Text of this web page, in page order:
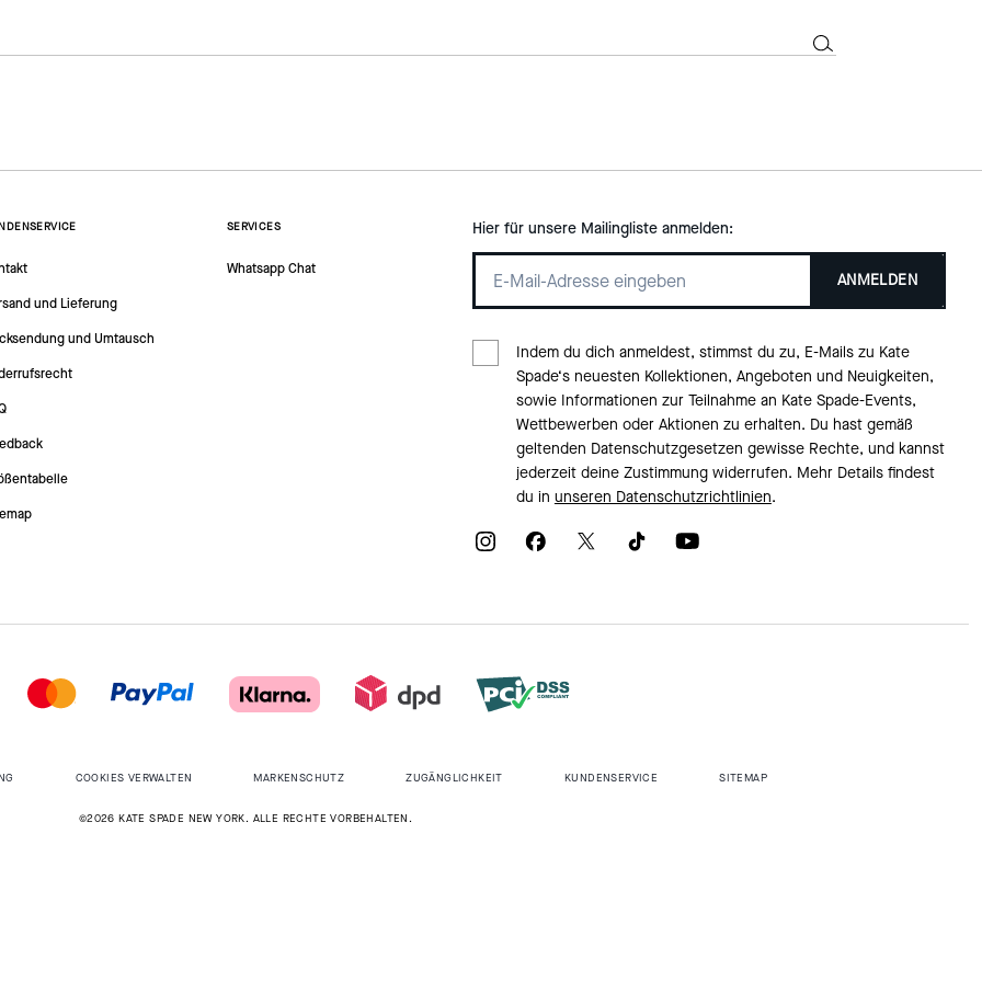
und Lieferung
und Umtausch
SERVICES
Whatsapp Chat
Hier für unsere Mailingliste anmelden:
ANMELDEN
Indem du dich anmeldest, stimmst du zu, E-Mails zu Kate
Spade‘s neuesten Kollektionen, Angeboten und Neuigkeiten,
sowie Informationen zur Teilnahme an Kate Spade-Events,
Wettbewerben oder Aktionen zu erhalten. Du hast gemäß
geltenden Datenschutzgesetzen gewisse Rechte, und kannst
jederzeit deine Zustimmung widerrufen. Mehr Details findest
du in unseren Datenschutzrichtlinien.
COOKIES VERWALTEN MARKENSCHUTZ ZUGÄNGLICHKEIT KUNDENSERVICE SITEMAP
©2026 KATE SPADE NEW YORK. ALLE RECHTE VORBEHALTEN.